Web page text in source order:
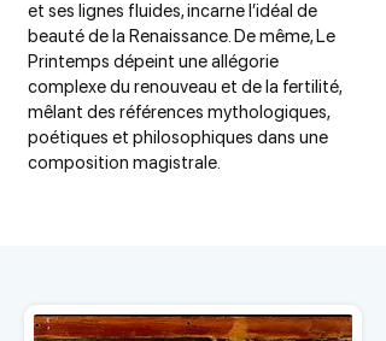
et ses lignes fluides, incarne l’idéal de
beauté de la Renaissance. De même, Le
Printemps dépeint une allégorie
complexe du renouveau et de la fertilité,
mêlant des références mythologiques,
poétiques et philosophiques dans une
composition magistrale.